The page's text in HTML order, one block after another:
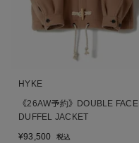
HYKE
《26AW予約》DOUBLE FACE
DUFFEL JACKET
¥93,500 税込